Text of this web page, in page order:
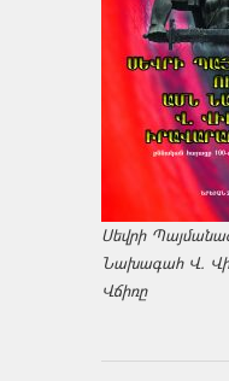
Սեվրի
Նախագահ Վ.
Վճիռը